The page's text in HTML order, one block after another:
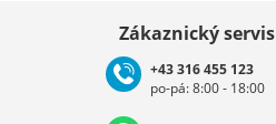
Deutschland Österreich
Zákaznický servis
+43 316 455 123
po-pá: 8:00 - 18:00